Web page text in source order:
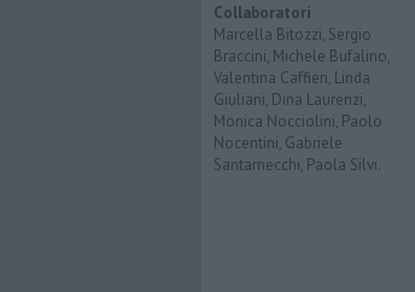
Collaboratori
Marcella Bitozzi, Sergio
Braccini, Michele Bufalino,
Valentina Caffieri, Linda
Giuliani, Dina Laurenzi,
Monica Nocciolini, Paolo
Nocentini, Gabriele
Santarnecchi, Paola Silvi.